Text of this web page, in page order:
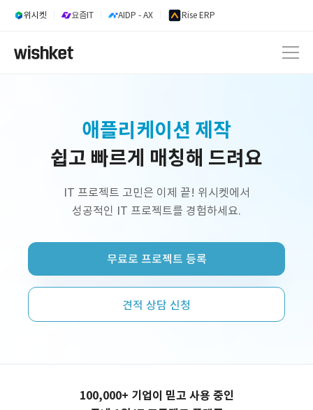
위시켓 요즘IT AIDP - AX Rise ERP
내부업무시스템 개발
웹 서비스 개발
AI 서비스 개발
정부지원사업 외주 개발
프리랜서 개발자 구인
플랫폼 제작
쇼핑몰 구축
쉽고 빠르게 매칭해 드려요
IT 프로젝트 고민은 이제 끝! 위시켓에서
성공적인 IT 프로젝트를 경험하세요.
무료로 프로젝트 등록
견적 상담 신청
100,000+ 기업이 믿고 사용 중인